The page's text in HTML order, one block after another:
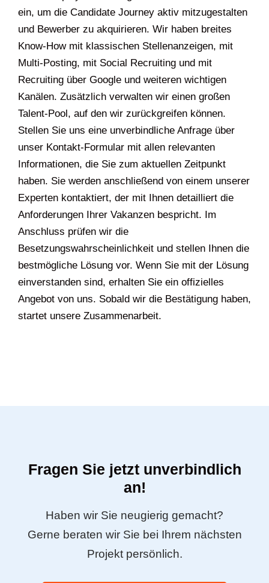
ein, um die Candidate Journey aktiv mitzugestalten
und Bewerber zu akquirieren. Wir haben breites
Know-How mit klassischen Stellenanzeigen, mit
Multi-Posting, mit Social Recruiting und mit
Recruiting über Google und weiteren wichtigen
Kanälen. Zusätzlich verwalten wir einen großen
Talent-Pool, auf den wir zurückgreifen können.
Stellen Sie uns eine unverbindliche Anfrage über
unser Kontakt-Formular mit allen relevanten
Informationen, die Sie zum aktuellen Zeitpunkt
haben. Sie werden anschließend von einem unserer
Experten kontaktiert, der mit Ihnen detailliert die
Anforderungen Ihrer Vakanzen bespricht. Im
Anschluss prüfen wir die
Besetzungswahrscheinlichkeit und stellen Ihnen die
bestmögliche Lösung vor. Wenn Sie mit der Lösung
einverstanden sind, erhalten Sie ein offizielles
Angebot von uns. Sobald wir die Bestätigung haben,
startet unsere Zusammenarbeit.
Fragen Sie jetzt unverbindlich
an!
Haben wir Sie neugierig gemacht?
Gerne beraten wir Sie bei Ihrem nächsten
Projekt persönlich.